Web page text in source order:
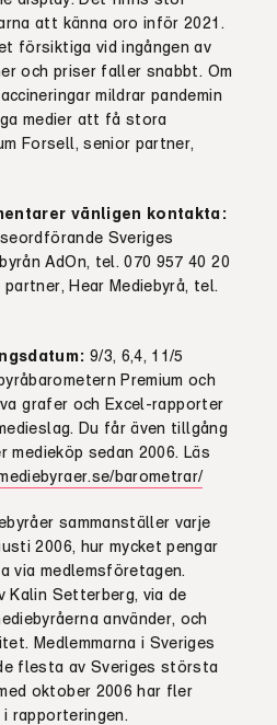
att känna oro inför 2021.
försiktiga vid ingången av
och priser faller snabbt. Om
mildrar pandemin
medier att få stora
Forsell, senior partner,
vänligen kontakta:
Sveriges
AdOn, tel. 070 957 40 20
Hear Mediebyrå, tel.
9/3, 6,4, 11/5
Premium och
grafer och Excel-rapporter
Du får även tillgång
sedan 2006. Läs
barometrar/
sammanställer varje
2006, hur mycket pengar
via medlemsföretagen.
Setterberg, via de
använder, och
Medlemmarna i Sveriges
flesta av Sveriges största
oktober 2006 har fler
rapporteringen.